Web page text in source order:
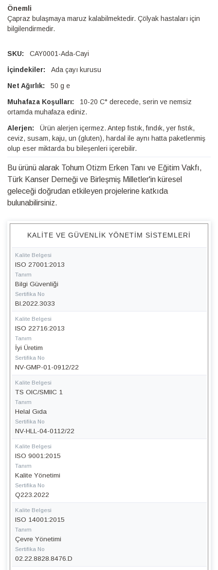
Önemli
Çapraz bulaşmaya maruz kalabilmektedir. Çölyak hastaları için
bilgilendirmedir.
CAY0001-Ada-Cayi
Ada çayı kurusu
50 g e
10-20 C° derecede, serin ve nemsiz
ortamda muhafaza ediniz.
Ürün alerjen içermez. Antep fıstık, fındık, yer fıstık,
ceviz, susam, kaju, un (gluten), hardal ile aynı hatta paketlenmiş
olup eser miktarda bu bileşenleri içerebilir.
Bu ürünü alarak Tohum Otizm Erken Tanı ve Eğitim Vakfı,
Türk Kanser Derneği ve Birleşmiş Milletler'in küresel
geleceği doğrudan etkileyen projelerine katkıda
bulunabilirsiniz.
KALITE VE GÜVENLIK YÖNETIM SISTEMLERI
Kalite Belgesi
ISO 27001:2013
Tanım
Bilgi Güvenliği
Sertifika No
BI.2022.3033
Kalite Belgesi
ISO 22716:2013
Tanım
İyi Üretim
Sertifika No
NV-GMP-01-0912/22
Kalite Belgesi
TS OIC/SMIIC 1
Tanım
Helal Gıda
Sertifika No
NV-HLL-04-0112/22
Kalite Belgesi
ISO 9001:2015
Tanım
Kalite Yönetimi
Sertifika No
Q223.2022
Kalite Belgesi
ISO 14001:2015
Tanım
Çevre Yönetimi
Sertifika No
02.22.8828.8476.D